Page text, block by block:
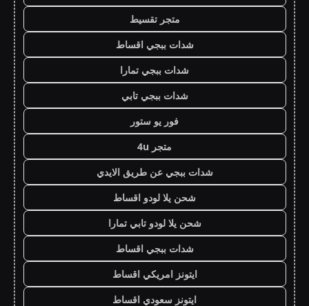
متجر تقسيط
شدات ببجي اقساط
شدات ببجي تمارا
شدات ببجي تابي
فور يو ستور
متجر 4u
شدات ببجي عن طريق الايدي
شحن يلا لودو اقساط
شحن يلا لودو تابي تمارا
شدات ببجي اقساط
ايتونز امريكي اقساط
ايتونز سعودي اقساط